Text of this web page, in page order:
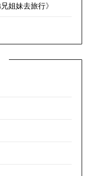
姐妹去旅行》